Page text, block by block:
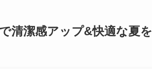
清潔感アップ&快適な夏を